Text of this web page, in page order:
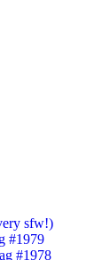
sfw!)
#1979
#1978